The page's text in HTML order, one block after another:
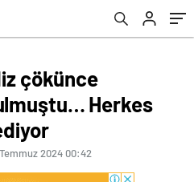
çökünce
Herkes
2024 00:42